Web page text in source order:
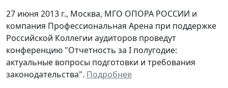
27 июня 2013 г., Москва, МГО ОПОРА РОССИИ и
компания Профессиональная Арена при поддержке
Российской Коллегии аудиторов проведут
конференцию "Отчетность за I полугодие:
актуальные вопросы подготовки и требования
законодательства". Подробнее